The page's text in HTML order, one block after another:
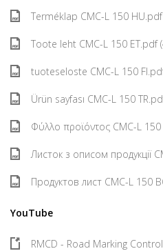
Terméklap CMC-L 150 HU.pdf
Toote leht CMC-L 150 ET.pdf
tuoteseloste CMC-L 150
Ürün sayfası CMC-L 150
Φύλλο προϊόντος CMC-L 150
Листок з описом продукції
Продуктов лист CMC-L 150
YouTube
RMCD - Road Marking